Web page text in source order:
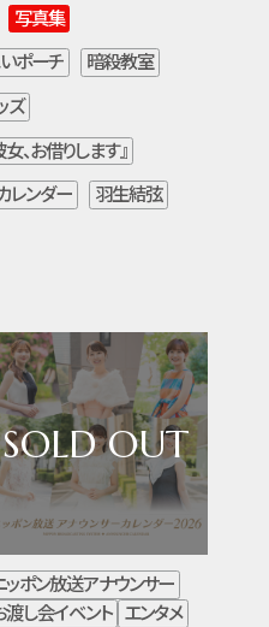
写真集
ポーチ 暗殺教室
ズ
女、お借りします』
レンダー 羽生結弦
ッポン放送アナウンサー
渡し会イベント
エンタメ